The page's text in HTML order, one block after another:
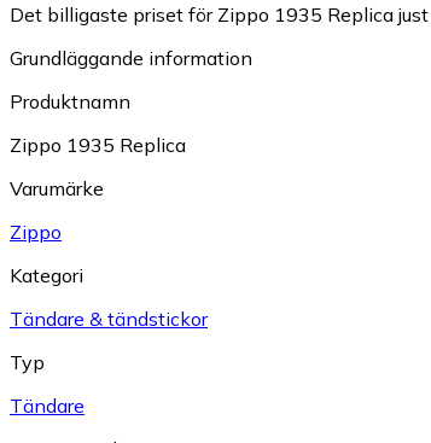
Det billigaste priset för Zippo 1935 Replica just
Grundläggande information
Produktnamn
Zippo 1935 Replica
Varumärke
Zippo
Kategori
Tändare & tändstickor
Typ
Tändare